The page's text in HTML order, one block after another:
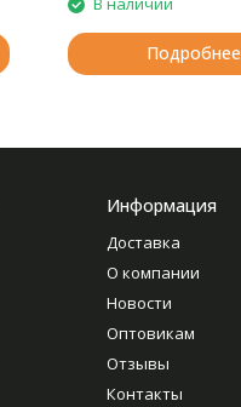
Подробнее
Информация
Доставка
О компании
Новости
Оптовикам
Отзывы
Контакты